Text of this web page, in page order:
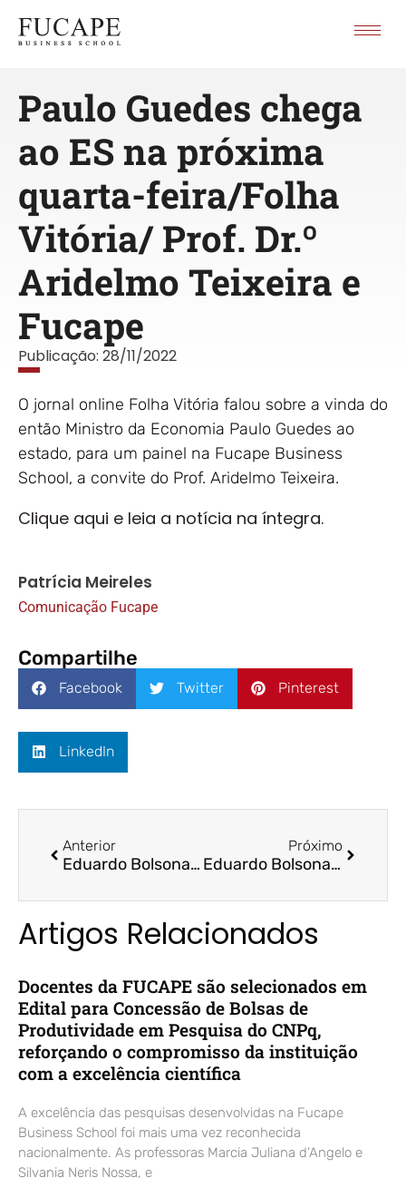
Paulo Guedes chega
ao ES na próxima
quarta-feira/Folha
Vitória/ Prof. Dr.º
Aridelmo Teixeira e
Fucape
Publicação: 28/11/2022
O jornal online Folha Vitória falou sobre a vinda do
então Ministro da Economia Paulo Guedes ao
estado, para um painel na Fucape Business
School, a convite do Prof. Aridelmo Teixeira.
Clique aqui e leia a notícia na íntegra.
Patrícia Meireles
Comunicação Fucape
Compartilhe
Facebook Twitter Pinterest
LinkedIn
Anterior
Eduardo Bolsonaro, Paulo Guedes e Marina Silva visitam o ES nesta semana/A Gazeta/ Prof. Dr.º Aridelmo Teixeira e Fucape
Próximo
Eduardo Bolsonaro, Paulo Guedes e Marina Silva vêm ao ES nesta semana/ES 360/ Prof. Dr.º Aridelmo Teixeira e Fucape
Artigos Relacionados
Docentes da FUCAPE são selecionados em
Edital para Concessão de Bolsas de
Produtividade em Pesquisa do CNPq,
reforçando o compromisso da instituição
com a excelência científica
A excelência das pesquisas desenvolvidas na Fucape
Business School foi mais uma vez reconhecida
nacionalmente. As professoras Marcia Juliana d’Angelo e
Silvania Neris Nossa, e